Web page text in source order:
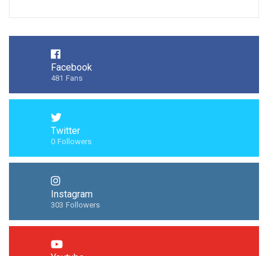
Facebook
481 Fans
Twitter
0 Followers
Instagram
303 Followers